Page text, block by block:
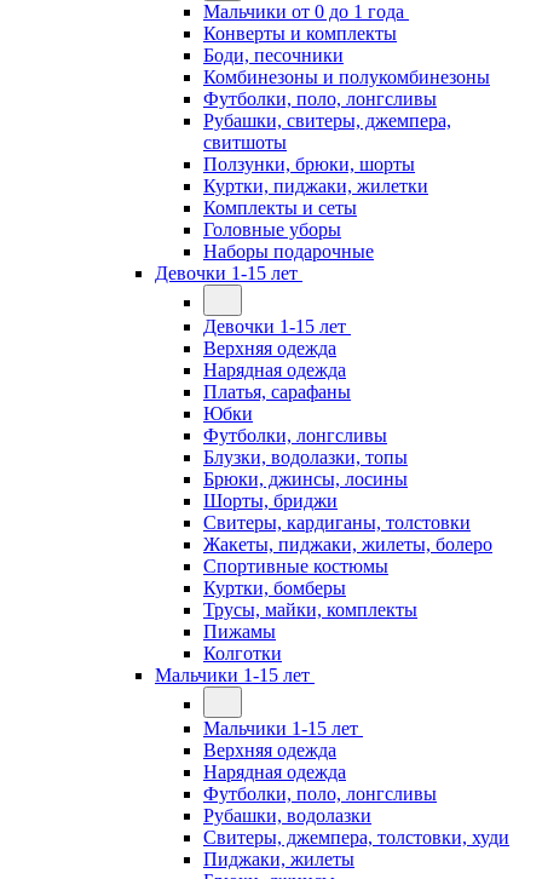
Мальчики от 0 до 1 года
Конверты и комплекты
Боди, песочники
Комбинезоны и полукомбинезоны
Футболки, поло, лонгсливы
Рубашки, свитеры, джемпера,
свитшоты
Ползунки, брюки, шорты
Куртки, пиджаки, жилетки
Комплекты и сеты
Головные уборы
Наборы подарочные
Девочки 1-15 лет
Девочки 1-15 лет
Верхняя одежда
Нарядная одежда
Платья, сарафаны
Юбки
Футболки, лонгсливы
Блузки, водолазки, топы
Брюки, джинсы, лосины
Шорты, бриджи
Свитеры, кардиганы, толстовки
Жакеты, пиджаки, жилеты, болеро
Спортивные костюмы
Куртки, бомберы
Трусы, майки, комплекты
Пижамы
Колготки
Мальчики 1-15 лет
Мальчики 1-15 лет
Верхняя одежда
Нарядная одежда
Футболки, поло, лонгсливы
Рубашки, водолазки
Свитеры, джемпера, толстовки, худи
Пиджаки, жилеты